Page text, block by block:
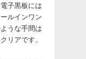
子黒板には
ルインワン
うな手間は
リアです。